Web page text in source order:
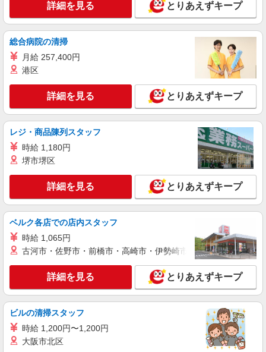
詳細を見る とりあえずキープ
総合病院の清掃
月給 257,400円
港区
詳細を見る とりあえずキープ
レジ・商品陳列スタッフ
時給 1,180円
堺市堺区
詳細を見る とりあえずキープ
ベルク各店での店内スタッフ
時給 1,065円
古河市・佐野市・前橋市・高崎市・伊勢崎市・太田市・館林市
詳細を見る とりあえずキープ
ビルの清掃スタッフ
時給 1,200円〜1,200円
大阪市北区